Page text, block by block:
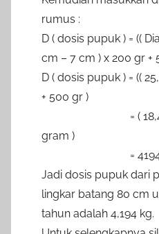
rumus :
D ( dosis pupuk ) = ((
cm – 7 cm ) x 200 gr +
D ( dosis pupuk ) = ((
+ 500 gr )
= ( 18,47 cm
gram )
= 4194
Jadi dosis pupuk dari
lingkar batang 80 cm
tahun adalah 4,194 kg.